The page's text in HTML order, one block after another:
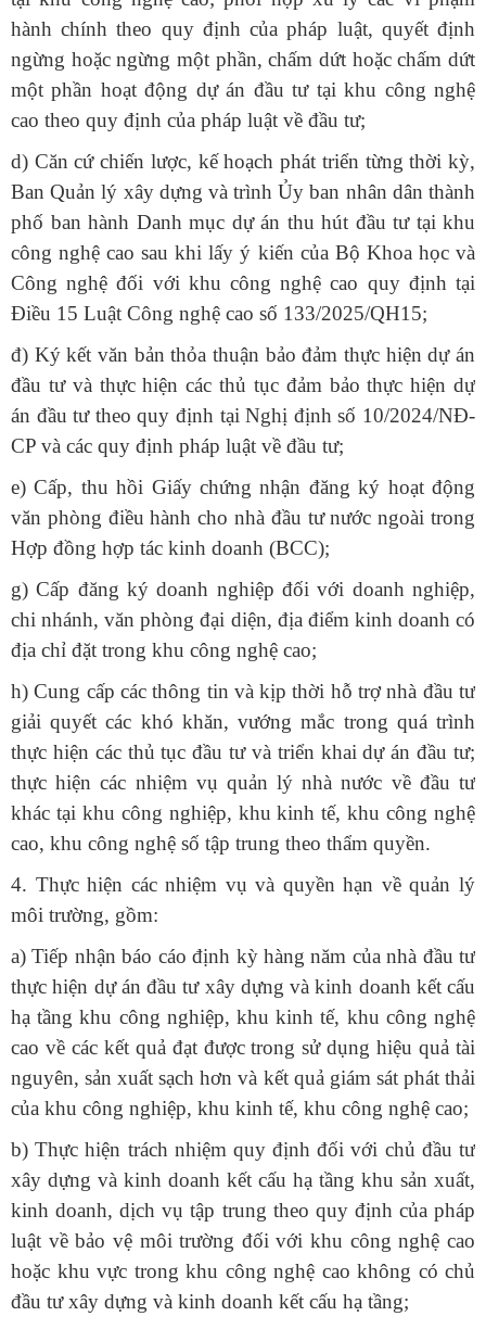
hành chính theo quy định của pháp luật, quyết định
ngừng hoặc ngừng một phần, chấm dứt hoặc chấm dứt
một phần hoạt động dự án đầu tư tại khu công nghệ
cao theo quy định của pháp luật về đầu tư;
d) Căn cứ chiến lược, kế hoạch phát triển từng thời kỳ,
Ban Quản lý xây dựng và trình Ủy ban nhân dân thành
phố ban hành Danh mục dự án thu hút đầu tư tại khu
công nghệ cao sau khi lấy ý kiến của Bộ Khoa học và
Công nghệ đối với khu công nghệ cao quy định tại
Điều 15 Luật Công nghệ cao số 133/2025/QH15;
đ) Ký kết văn bản thỏa thuận bảo đảm thực hiện dự án
đầu tư và thực hiện các thủ tục đảm bảo thực hiện dự
án đầu tư theo quy định tại Nghị định số 10/2024/NĐ-
CP và các quy định pháp luật về đầu tư;
e) Cấp, thu hồi Giấy chứng nhận đăng ký hoạt động
văn phòng điều hành cho nhà đầu tư nước ngoài trong
Hợp đồng hợp tác kinh doanh (BCC);
g) Cấp đăng ký doanh nghiệp đối với doanh nghiệp,
chi nhánh, văn phòng đại diện, địa điểm kinh doanh có
địa chỉ đặt trong khu công nghệ cao;
h) Cung cấp các thông tin và kịp thời hỗ trợ nhà đầu tư
giải quyết các khó khăn, vướng mắc trong quá trình
thực hiện các thủ tục đầu tư và triển khai dự án đầu tư;
thực hiện các nhiệm vụ quản lý nhà nước về đầu tư
khác tại khu công nghiệp, khu kinh tế, khu công nghệ
cao, khu công nghệ số tập trung theo thẩm quyền.
4. Thực hiện các nhiệm vụ và quyền hạn về quản lý
môi trường, gồm:
a) Tiếp nhận báo cáo định kỳ hàng năm của nhà đầu tư
thực hiện dự án đầu tư xây dựng và kinh doanh kết cấu
hạ tầng khu công nghiệp, khu kinh tế, khu công nghệ
cao về các kết quả đạt được trong sử dụng hiệu quả tài
nguyên, sản xuất sạch hơn và kết quả giám sát phát thải
của khu công nghiệp, khu kinh tế, khu công nghệ cao;
b) Thực hiện trách nhiệm quy định đối với chủ đầu tư
xây dựng và kinh doanh kết cấu hạ tầng khu sản xuất,
kinh doanh, dịch vụ tập trung theo quy định của pháp
luật về bảo vệ môi trường đối với khu công nghệ cao
hoặc khu vực trong khu công nghệ cao không có chủ
đầu tư xây dựng và kinh doanh kết cấu hạ tầng;